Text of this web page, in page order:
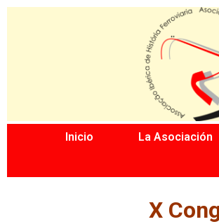
Inicio La Asociación
X